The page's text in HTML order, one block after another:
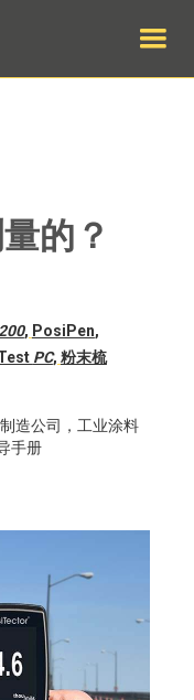
的？
200, PosiPen,
PC, 粉末梳
造公司，工业涂料
手册